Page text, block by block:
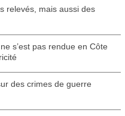
relevés, mais aussi des
s’est pas rendue en Côte
des crimes de guerre